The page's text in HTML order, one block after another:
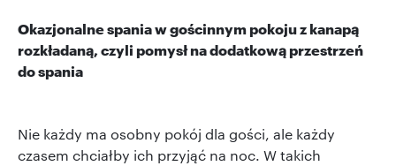
Okazjonalne spania w gościnnym pokoju z kanapą
rozkładaną, czyli pomysł na dodatkową przestrzeń
do spania
Nie każdy ma osobny pokój dla gości, ale każdy
czasem chciałby ich przyjąć na noc. W takich